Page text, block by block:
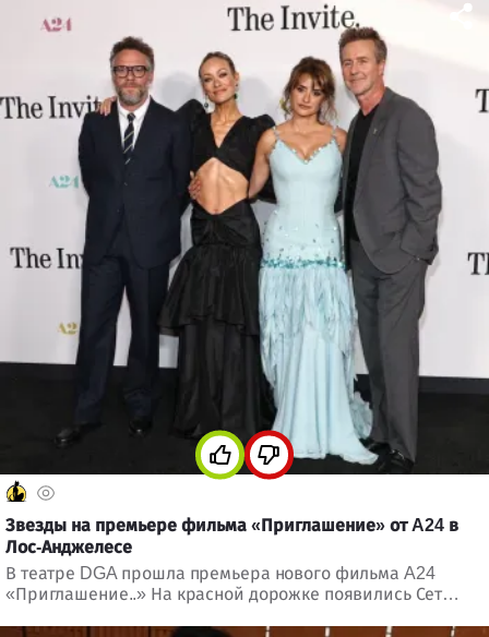
Звезды на премьере фильма «Приглашение» от A24 в
Лос-Анджелесе
В театре DGA прошла премьера нового фильма A24
«Приглашение..» На красной дорожке появились Сет